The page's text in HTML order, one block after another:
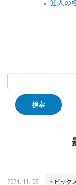
« 知人の
2024.11.06 トピックス